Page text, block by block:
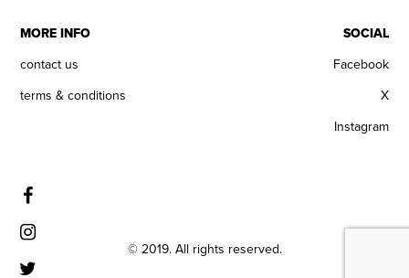
MORE INFO
contact us
terms & conditions
SOCIAL
Facebook
X
Instagram
© 2019. All rights reserved.